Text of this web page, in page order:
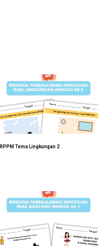
RPPM Tema Lingkungan 2